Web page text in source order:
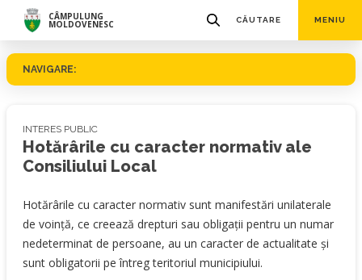
CÂMPULUNG
MOLDOVENESC CĂUTARE MENIU
NAVIGARE:
INTERES PUBLIC
Hotărârile cu caracter normativ ale
Consiliului Local
Hotărârile cu caracter normativ sunt manifestări unilaterale
de voință, ce creează drepturi sau obligații pentru un numar
nedeterminat de persoane, au un caracter de actualitate și
sunt obligatorii pe întreg teritoriul municipiului.